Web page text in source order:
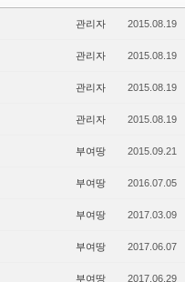
관리자 2015.08.19
관리자 2015.08.19
관리자 2015.08.19
관리자 2015.08.19
부여땅 2015.09.21
부여땅 2016.07.05
부여땅 2017.03.09
부여땅 2017.06.07
부여땅 2017.06.29